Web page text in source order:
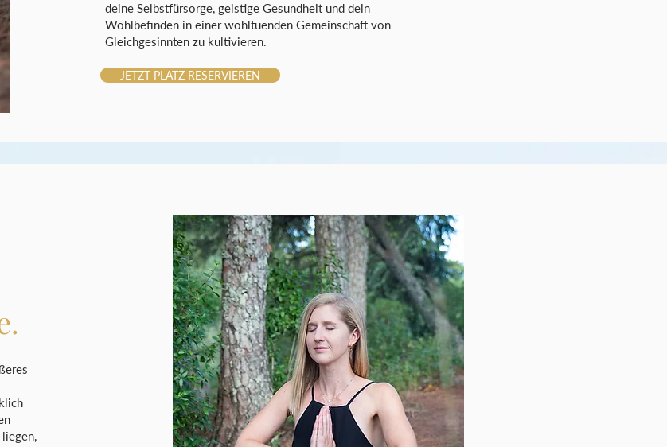
deine Selbstfürsorge, geistige Gesundheit und dein
Wohlbefinden in einer wohltuenden Gemeinschaft von
Gleichgesinnten zu kultivieren.
JETZT PLATZ RESERVIEREN